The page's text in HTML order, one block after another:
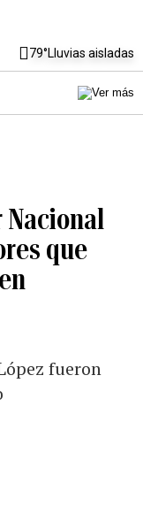
79°Lluvias aisladas
Nacional
que
fueron